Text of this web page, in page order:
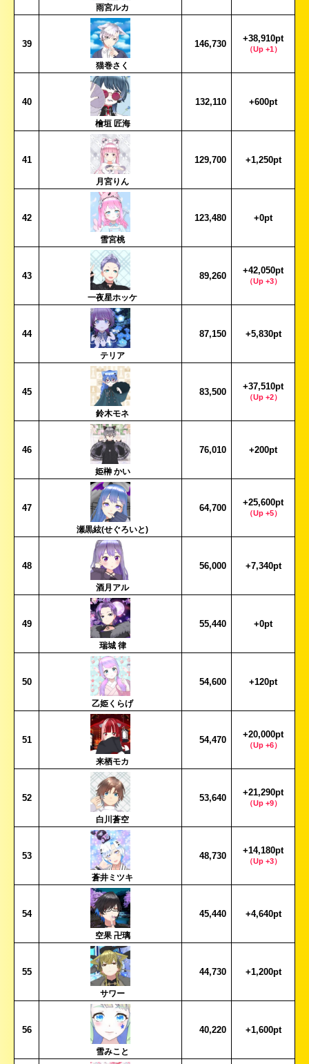
雨宮ルカ
39
猫巻さく
146,730
+38,910pt
（Up +1）
40
檜垣 匠海
132,110 +600pt
41
月宮りん
129,700 +1,250pt
42
雪宮桃
123,480 +0pt
43
一夜星ホッケ
89,260
+42,050pt
（Up +3）
44
テリア
87,150 +5,830pt
45
鈴木モネ
83,500
+37,510pt
（Up +2）
46
姫榊 かい
76,010 +200pt
47
瀬黒絃(せぐろいと)
64,700
+25,600pt
（Up +5）
48
酒月アル
56,000 +7,340pt
49
瑞城 律
55,440 +0pt
50
乙姫くらげ
54,600 +120pt
51
来栖モカ
54,470
+20,000pt
（Up +6）
52
白川蒼空
53,640
+21,290pt
（Up +9）
53
蒼井ミツキ
48,730
+14,180pt
（Up +3）
54
空果 卍璃
45,440 +4,640pt
55
サワー
44,730 +1,200pt
56
雪みこと
40,220 +1,600pt